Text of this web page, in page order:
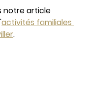
notre article
activités familiales
.